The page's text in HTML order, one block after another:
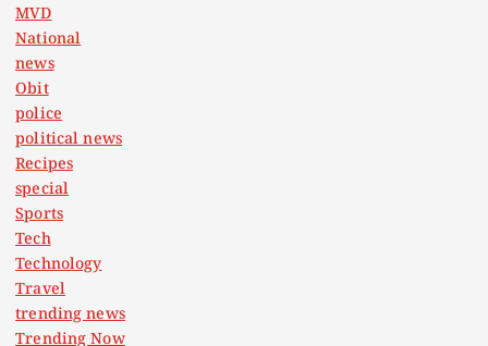
MVD
National
news
Obit
police
political news
Recipes
special
Sports
Tech
Technology
Travel
trending news
Trending Now